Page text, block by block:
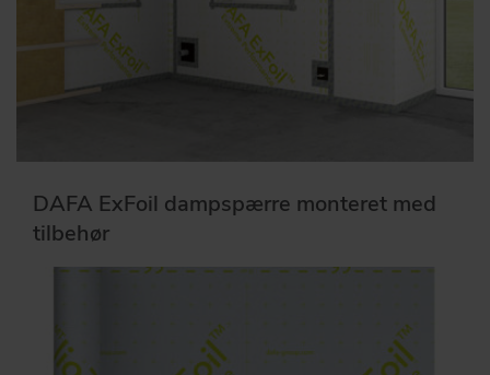
DAFA ExFoil dampspærre monteret med
tilbehør